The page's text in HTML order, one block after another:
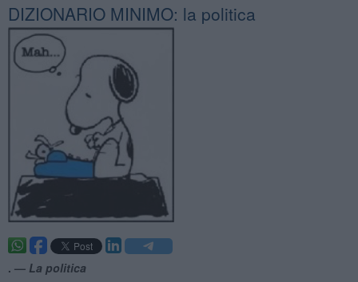
DIZIONARIO MINIMO: la politica
. — La politica